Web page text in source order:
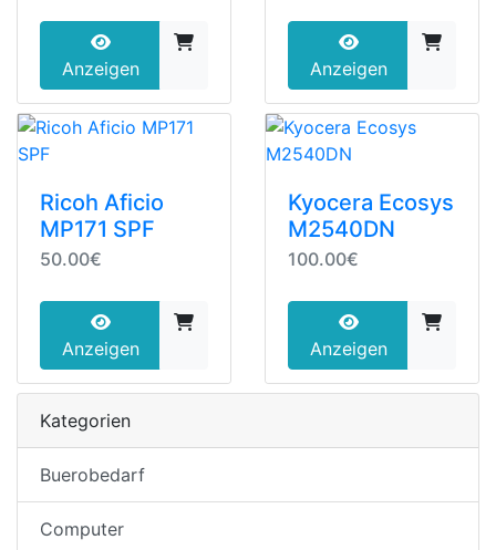
Anzeigen Anzeigen
Ricoh Aficio
MP171 SPF
50.00€
Anzeigen
Kyocera Ecosys
M2540DN
100.00€
Anzeigen
Kategorien
Buerobedarf
Computer